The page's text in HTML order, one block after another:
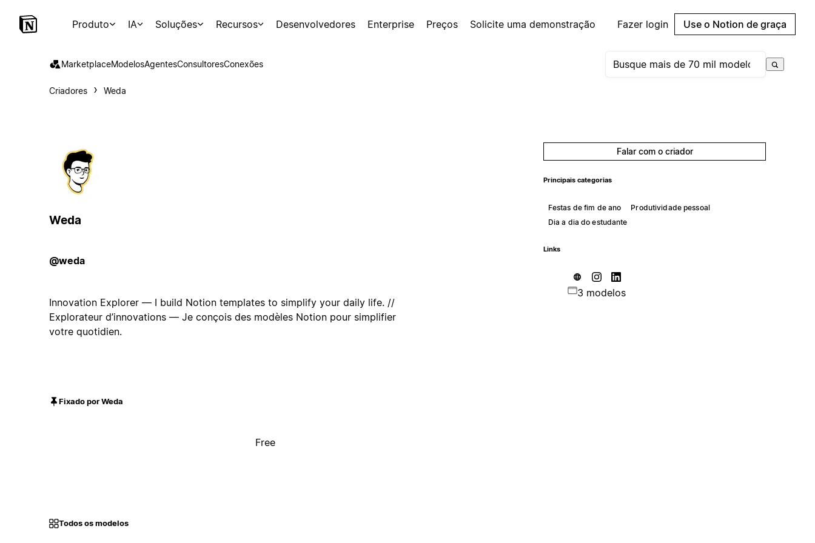
Produto IA Soluções Recursos Desenvolvedores Enterprise Preços Solicite uma demonstração Fazer login Use o Notion de graça
MarketplaceModelosAgentesConsultoresConexões
Criadores Weda
Weda
@weda
Innovation Explorer — I build Notion templates to simplify your daily life. //
Explorateur d’innovations — Je conçois des modèles Notion pour simplifier
votre quotidien.
Falar com o criador
Principais categorias
Festas de fim de ano
Produtividade pessoal
Dia a dia do estudante
Links
3 modelos
Fixado por Weda
Free
Todos os modelos